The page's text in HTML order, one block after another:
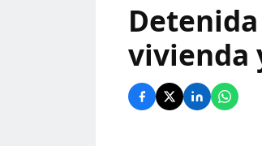
vivienda